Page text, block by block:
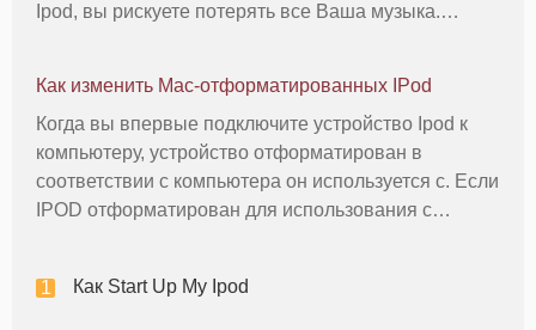
Ipod, вы рискуете потерять все Ваша музыка.
вашу музыку, которая мож
Как изменить Mac-отформатированных IPod
Когда вы впервые подключите устройство Ipod к
компьютеру, устройство отформатирован в
соответствии с компьютера он используется с. Если
IPOD отформатирован для использования с
переформатировать Mac отформатиро
Как Start Up My Ipod